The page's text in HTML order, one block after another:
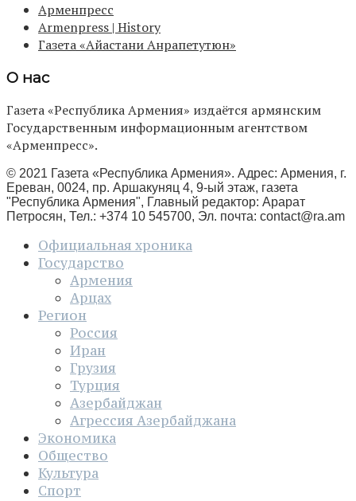
Арменпресс
Armenpress | History
Газета «Айастани Анрапетутюн»
О нас
Газета «Республика Армения» издаётся армянским
Государственным информационным агентством
«Арменпресс».
© 2021 Газета «Республика Армения». Адрес: Армения, г.
Ереван, 0024, пр. Аршакуняц 4, 9-ый этаж, газета
"Республика Армения", Главный редактор: Арарат
Петросян, Тел.: +374 10 545700, Эл. почта: contact@ra.am
Официальная хроника
Государство
Армения
Арцах
Регион
Россия
Иран
Грузия
Турция
Азербайджан
Агрессия Азербайджана
Экономика
Общество
Культура
Спорт